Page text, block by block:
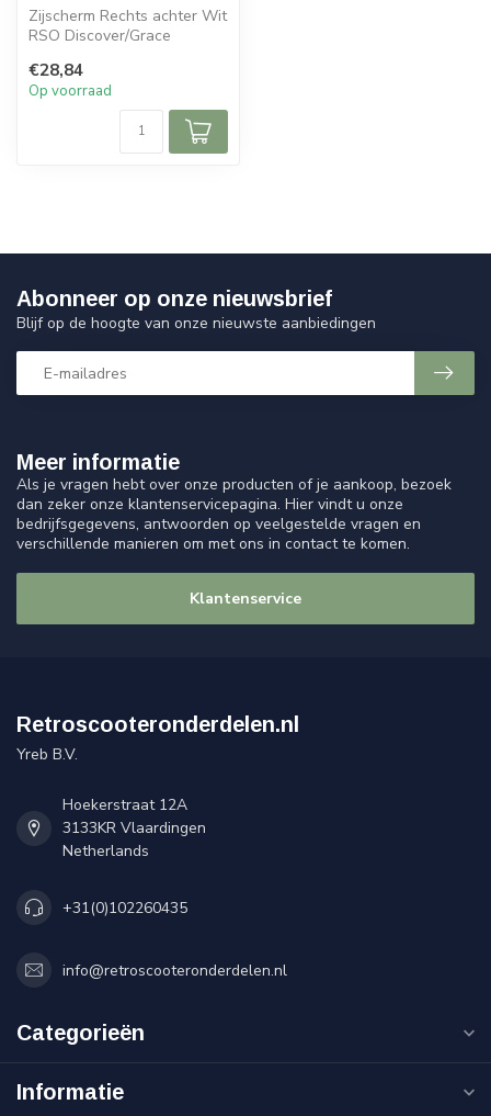
Zijscherm Rechts achter Wit
RSO Discover/Grace
€28,84
Op voorraad
Meer informatie
Als je vragen hebt over onze producten of je aankoop, bezoek
dan zeker onze klantenservicepagina. Hier vindt u onze
bedrijfsgegevens, antwoorden op veelgestelde vragen en
verschillende manieren om met ons in contact te komen.
Klantenservice
Abonneer op onze nieuwsbrief
Blijf op de hoogte van onze nieuwste aanbiedingen
Retroscooteronderdelen.nl
Yreb B.V.
Hoekerstraat 12A
3133KR Vlaardingen
Netherlands
+31(0)102260435
info@retroscooteronderdelen.nl
Categorieën
Informatie